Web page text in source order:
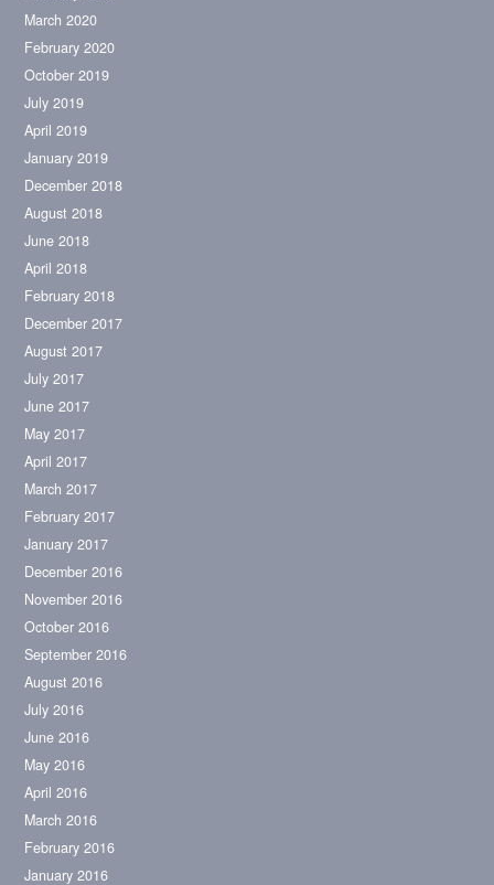
March 2020
February 2020
October 2019
July 2019
April 2019
January 2019
December 2018
August 2018
June 2018
April 2018
February 2018
December 2017
August 2017
July 2017
June 2017
May 2017
April 2017
March 2017
February 2017
January 2017
December 2016
November 2016
October 2016
September 2016
August 2016
July 2016
June 2016
May 2016
April 2016
March 2016
February 2016
January 2016